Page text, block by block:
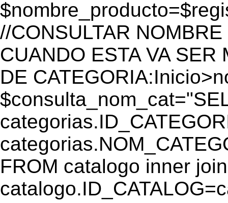
//CONSULTAR
CUANDO ESTA VA
DE
FROM catalogo inner